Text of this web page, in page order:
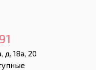
д. 18а, 20